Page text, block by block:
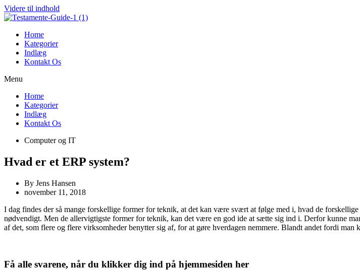
Videre til indhold
Home
Kategorier
Indlæg
Kontakt Os
Menu
Home
Kategorier
Indlæg
Kontakt Os
Computer og IT
Hvad er et ERP system?
By Jens Hansen
november 11, 2018
I dag findes der så mange forskellige former for teknik, at det kan være svært at følge med i, hvad de
nødvendigt. Men de allervigtigste former for teknik, kan det være en god ide at sætte sig ind i. Derfor kunne
af det, som flere og flere virksomheder benytter sig af, for at gøre hverdagen nemmere. Blandt andet fordi
Få alle svarene, når du klikker dig ind på hjemmesiden her